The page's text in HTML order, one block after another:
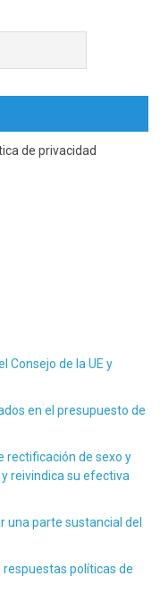
de privacidad
Consejo de la UE y
en el presupuesto de
rectificación de sexo y
reivindica su efectiva
una parte sustancial del
respuestas políticas de